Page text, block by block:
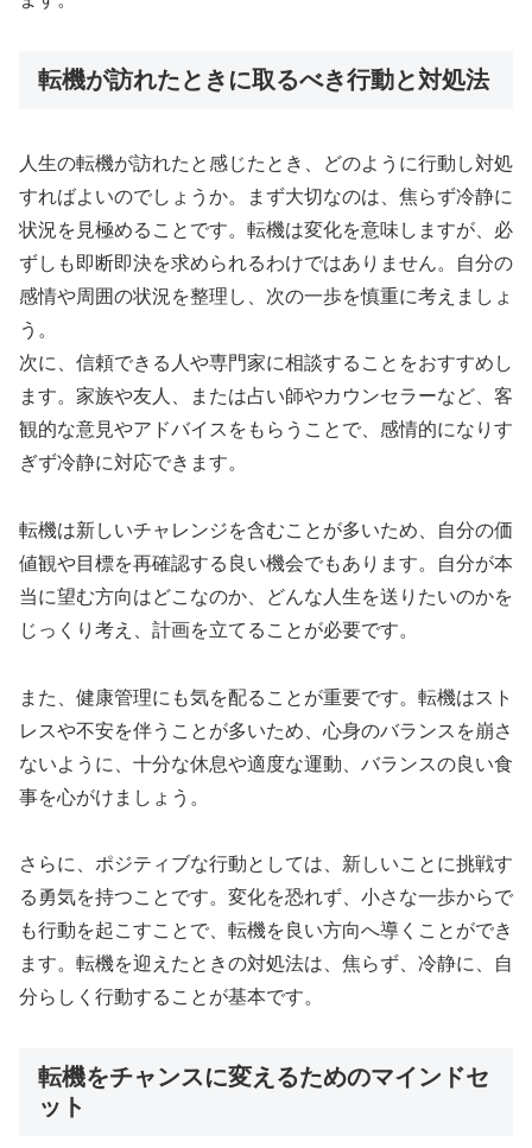
転機が訪れたときに取るべき行動と対処法
人生の転機が訪れたと感じたとき、どのように行動し対処
すればよいのでしょうか。まず大切なのは、焦らず冷静に
状況を見極めることです。転機は変化を意味しますが、必
ずしも即断即決を求められるわけではありません。自分の
感情や周囲の状況を整理し、次の一歩を慎重に考えましょ
う。
次に、信頼できる人や専門家に相談することをおすすめし
ます。家族や友人、または占い師やカウンセラーなど、客
観的な意見やアドバイスをもらうことで、感情的になりす
ぎず冷静に対応できます。
転機は新しいチャレンジを含むことが多いため、自分の価
値観や目標を再確認する良い機会でもあります。自分が本
当に望む方向はどこなのか、どんな人生を送りたいのかを
じっくり考え、計画を立てることが必要です。
また、健康管理にも気を配ることが重要です。転機はスト
レスや不安を伴うことが多いため、心身のバランスを崩さ
ないように、十分な休息や適度な運動、バランスの良い食
事を心がけましょう。
さらに、ポジティブな行動としては、新しいことに挑戦す
る勇気を持つことです。変化を恐れず、小さな一歩からで
も行動を起こすことで、転機を良い方向へ導くことができ
ます。転機を迎えたときの対処法は、焦らず、冷静に、自
分らしく行動することが基本です。
転機をチャンスに変えるためのマインドセ
ット